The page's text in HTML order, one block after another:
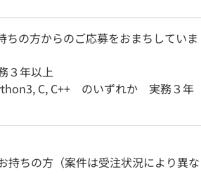
ちの方からのご応募をおまちしていま
３年以上
C, C++ のいずれか 実務３年
持ちの方（案件は受注状況により異な